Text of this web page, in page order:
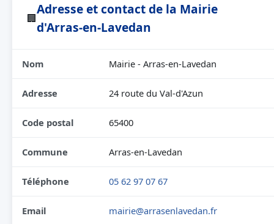
🏢
Adresse et contact de la Mairie
d'Arras-en-Lavedan
Nom Mairie - Arras-en-Lavedan
Adresse 24 route du Val-d'Azun
Code postal 65400
Commune Arras-en-Lavedan
Téléphone 05 62 97 07 67
Email mairie@arrasenlavedan.fr